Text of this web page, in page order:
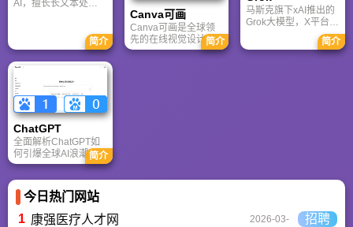
时代。
AI，擅长长文本处理
在复杂推理、代码与
快速迭代上占优。两
者定位不同，各有千
简介
Canva可画
Canva可画是全球领
先的在线视觉设计平
台，内置AI“魔力工作
简介
马斯克旗下xAI推出的
Grok大模型，X平台实
时数据整合与多智能
体协作的核心优势。
针对其中文能力、隐
简介
ChatGPT‌
全面解析ChatGPT如
何引爆全球AI浪潮！
通俗讲解神经网络、
核心技术，带您轻松
看懂大语言模型如何
重塑未来。
简介
今日热门网站
1 康强医疗人才网
2026-03-
招聘